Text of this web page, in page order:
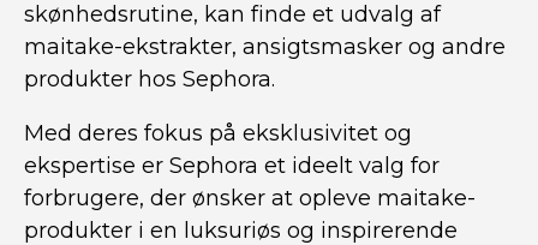
skønhedsrutine, kan finde et udvalg af
maitake-ekstrakter, ansigtsmasker og andre
produkter hos Sephora.
Med deres fokus på eksklusivitet og
ekspertise er Sephora et ideelt valg for
forbrugere, der ønsker at opleve maitake-
produkter i en luksuriøs og inspirerende